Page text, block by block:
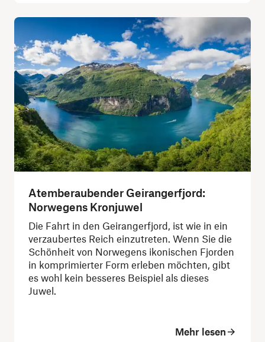
Atemberaubender Geirangerfjord:
Norwegens Kronjuwel
Die Fahrt in den Geirangerfjord, ist wie in ein
verzaubertes Reich einzutreten. Wenn Sie die
Schönheit von Norwegens ikonischen Fjorden
in komprimierter Form erleben möchten, gibt
es wohl kein besseres Beispiel als dieses
Juwel.
Mehr lesen